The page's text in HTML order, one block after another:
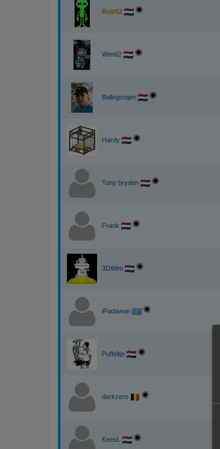
Rob52
Wim62
Ballegooijen
Hardy
Tony bryden
Frank
3DWim
iPadawan
Puffeltje
darkzero
KeesL